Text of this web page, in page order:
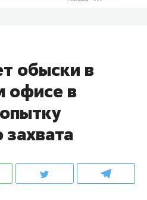
обыски в
офисе в